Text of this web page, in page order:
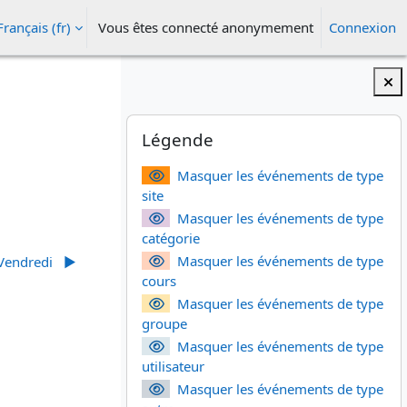
la saisie de recherche
‎(fr)‎ Vous êtes connecté anonymement Connexion
Blocs
Passer Légende
Légende
Masquer les événements de type
site
Masquer les événements de type
catégorie
Masquer les événements de type
cours
Masquer les événements de type
groupe
Masquer les événements de type
utilisateur
Masquer les événements de type
▶︎